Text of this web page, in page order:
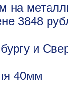
на
3848
и
40мм